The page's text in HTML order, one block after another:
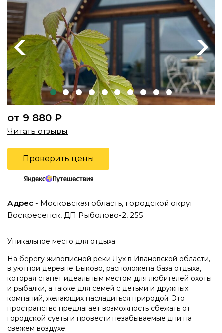
Previous Next
от 9 880 ₽
Читать отзывы
Проверить цены
Адрес - Московская область, городской округ
Воскресенск, ДП Рыболово-2, 255
Уникальное место для отдыха
На берегу живописной реки Лух в Ивановской области,
в уютной деревне Быково, расположена база отдыха,
которая станет идеальным местом для любителей охоты
и рыбалки, а также для семей с детьми и дружных
компаний, желающих насладиться природой. Это
пространство предлагает возможность сбежать от
городской суеты и провести незабываемые дни на
свежем воздухе.